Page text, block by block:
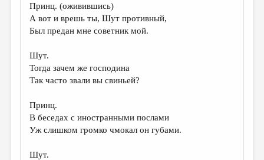
Принц. (оживившись)
А вот и врешь ты, Шут противный,
Был предан мне советник мой.
Шут.
Тогда зачем же господина
Так часто звали вы свиньей?
Принц.
В беседах с иностранными послами
Уж слишком громко чмокал он губами.
Шут.